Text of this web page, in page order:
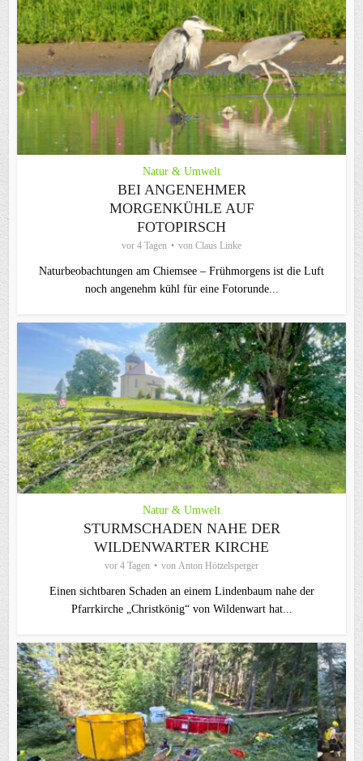
Natur & Umwelt
BEI ANGENEHMER
MORGENKÜHLE AUF
FOTOPIRSCH
vor 4 Tagen von Claus Linke
Naturbeobachtungen am Chiemsee – Frühmorgens ist die Luft
noch angenehm kühl für eine Fotorunde...
Natur & Umwelt
STURMSCHADEN NAHE DER
WILDENWARTER KIRCHE
vor 4 Tagen von Anton Hötzelsperger
Einen sichtbaren Schaden an einem Lindenbaum nahe der
Pfarrkirche „Christkönig“ von Wildenwart hat...